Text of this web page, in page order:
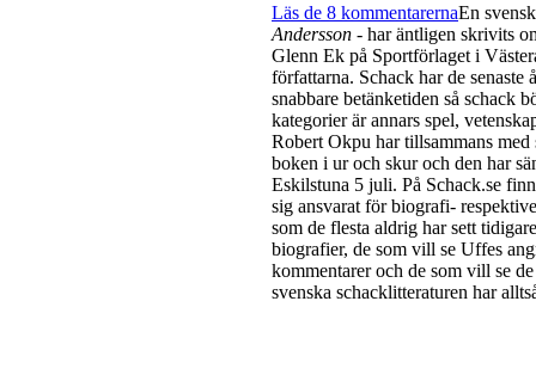
Läs de 8 kommentarernaEn
Andersson - har äntligen skrivits
Glenn Ek på Sportförlaget i
författarna. Schack har de senaste
snabbare betänketiden så schack
kategorier är annars spel,
Robert Okpu har tillsammans
boken i ur och skur och den har
Eskilstuna 5 juli. På Schack.se
sig ansvarat för biografi-
som de flesta aldrig har sett
biografier, de som vill se Uffes
kommentarer och de som vill se
svenska schacklitteraturen har